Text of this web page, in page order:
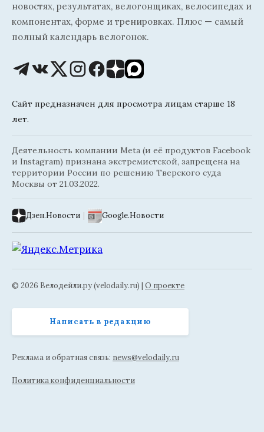
новостях, результатах, велогонщиках, велосипедах и
компонентах, форме и тренировках. Плюс — самый
полный календарь велогонок.
Сайт предназначен для просмотра лицам старше 18
лет.
Деятельность компании Meta (и её продуктов Facebook
и Instagram) признана экстремистской, запрещена на
территории России по решению Тверского суда
Москвы от 21.03.2022.
Дзен.Новости | Google.Новости
© 2026 Велодейли.ру (velodaily.ru) | О проекте
Написать в редакцию
Реклама и обратная связь: news@velodaily.ru
Политика конфиденциальности